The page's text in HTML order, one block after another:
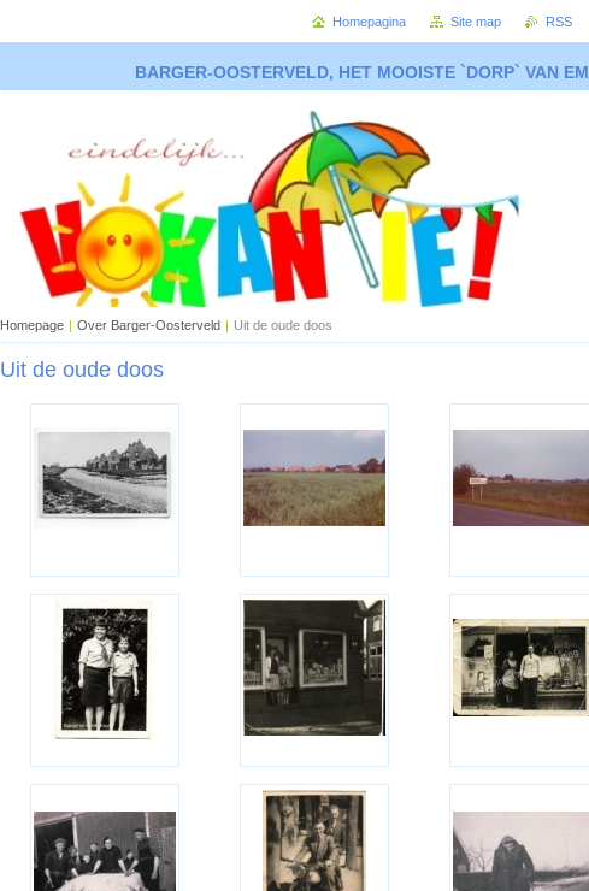
BARGER-OOSTERVELD, HET MOOISTE `DORP` VAN
Homepage | Over Barger-Oosterveld | Uit de oude doos
Uit de oude doos
Homepagina Site map RSS